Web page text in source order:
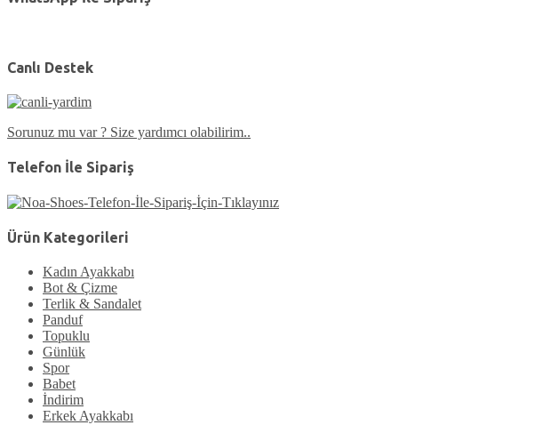
Canlı Destek
Sorunuz mu var ? Size yardımcı olabilirim..
Telefon İle Sipariş
Ürün Kategorileri
Kadın Ayakkabı
Bot & Çizme
Terlik & Sandalet
Panduf
Topuklu
Günlük
Spor
Babet
İndirim
Erkek Ayakkabı